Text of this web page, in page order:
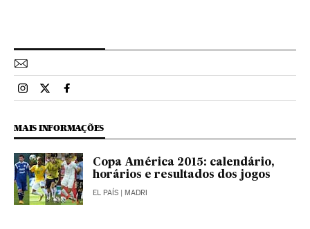
Esportes El País Brasil en Instagram
Esportes El País Brasil en Twitter
Esportes El País Brasil en Facebook
MAIS INFORMAÇÕES
Copa América 2015: calendário,
horários e resultados dos jogos
EL PAÍS | MADRI